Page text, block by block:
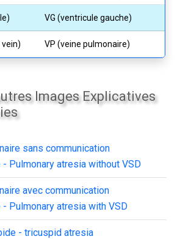
VG (ventricule gauche)
VP (veine pulmonaire)
Images Explicatives
sans communication
Pulmonary atresia without VSD
avec communication
Pulmonary atresia with VSD
- tricuspid atresia